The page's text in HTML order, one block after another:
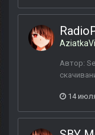
Автор:
14